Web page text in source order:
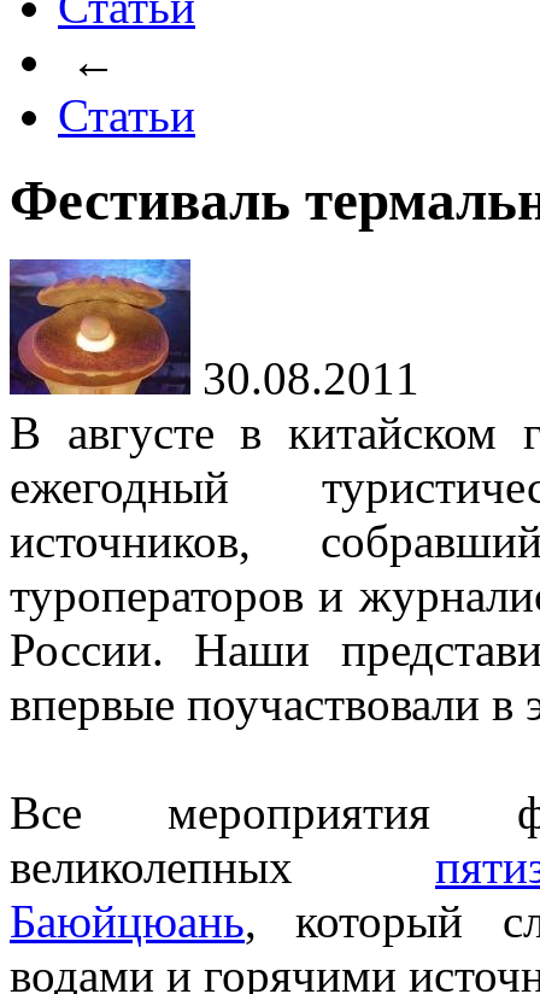
←
Статьи
Фестиваль
30.08.2011
В августе в китайском
ежегодный
источников,
туроператоров и
России. Наши
впервые поучаствовали
Все мероприятия
великолепных
Баюйцюань, который
водами и горячими